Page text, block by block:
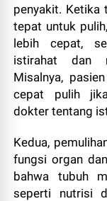
penyakit. Ketika
tepat untuk
lebih cepat,
istirahat dan
Misalnya,
cepat pulih
dokter tentang
Kedua,
fungsi organ
bahwa tubuh
seperti nutrisi